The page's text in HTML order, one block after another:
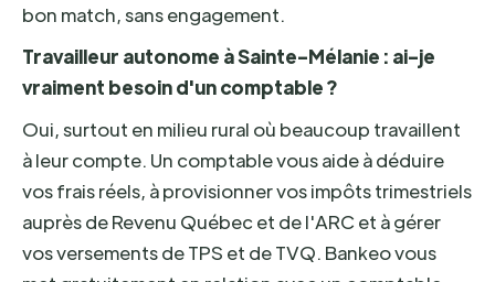
bon match, sans engagement.
Travailleur autonome à Sainte-Mélanie : ai-je
vraiment besoin d'un comptable ?
Oui, surtout en milieu rural où beaucoup travaillent
à leur compte. Un comptable vous aide à déduire
vos frais réels, à provisionner vos impôts trimestriels
auprès de Revenu Québec et de l'ARC et à gérer
vos versements de TPS et de TVQ. Bankeo vous